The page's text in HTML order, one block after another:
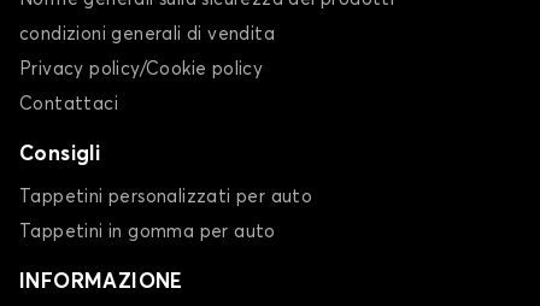
condizioni generali di vendita
Privacy policy/Cookie policy
Contattaci
Consigli
Tappetini personalizzati per auto
Tappetini in gomma per auto
INFORMAZIONE